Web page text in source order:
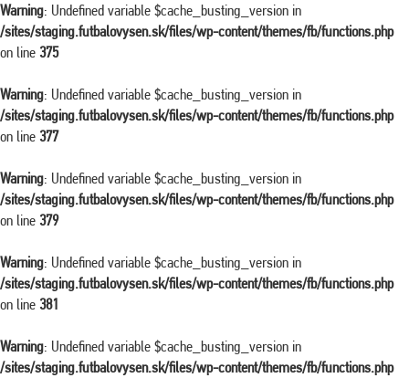
Warning: Undefined variable $cache_busting_version in
/sites/staging.futbalovysen.sk/files/wp-content/themes/fb/functions.php
on line 375
Warning: Undefined variable $cache_busting_version in
/sites/staging.futbalovysen.sk/files/wp-content/themes/fb/functions.php
on line 377
Warning: Undefined variable $cache_busting_version in
/sites/staging.futbalovysen.sk/files/wp-content/themes/fb/functions.php
on line 379
Warning: Undefined variable $cache_busting_version in
/sites/staging.futbalovysen.sk/files/wp-content/themes/fb/functions.php
on line 381
Warning: Undefined variable $cache_busting_version in
/sites/staging.futbalovysen.sk/files/wp-content/themes/fb/functions.php